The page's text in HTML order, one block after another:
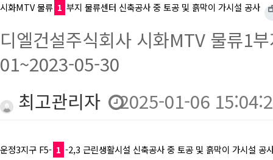
시화MTV 물류 1 부지 물류센터 신축공사 중 토공 및 흙막이 가시설 공사
디엘건설주식회사 시화MTV 물류1
01~2023-05-30
최고관리자 2025-01-06
운정3지구 F5- 1 -2,3 근린생활시설 신축공사 중 토공 및 흙막이 가시설 공